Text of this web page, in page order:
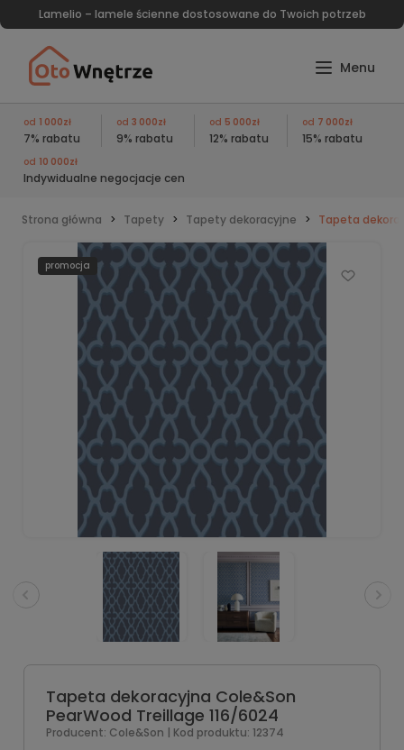
Lamelio – lamele ścienne dostosowane do Twoich potrzeb
od 1 000zł
7% rabatu
od 3 000zł
9% rabatu
od 5 000zł
12% rabatu
od 7 000zł
15% rabatu
od 10 000zł
Indywidualne negocjacje cen
Strona główna Tapety Tapety dekoracyjne Tapeta
promocja
Tapeta dekoracyjna Cole&Son
PearWood Treillage 116/6024
Producent: Cole&Son | Kod produktu: 12374